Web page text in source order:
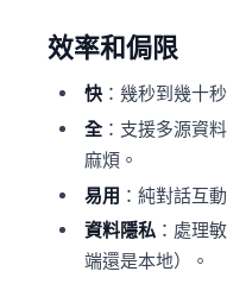
效率和侷限
快：幾秒到幾十
全：支援多源資
麻煩。
易用 ：純對話互
資料隱私：處理
端還是本地）。